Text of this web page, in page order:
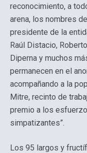
reconocimiento, a
arena, los nombres
presidente de la
Raúl Distacio,
Diperna y muchos
permanecen en el
acompañando a la
Mitre, recinto de
premio a los
simpatizantes”.
Los 95 largos y